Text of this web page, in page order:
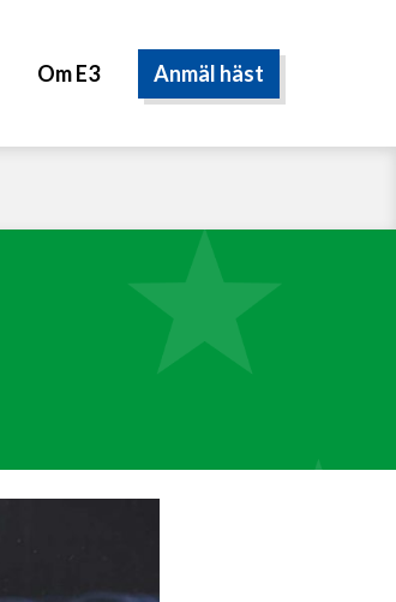
Om E3 Anmäl häst